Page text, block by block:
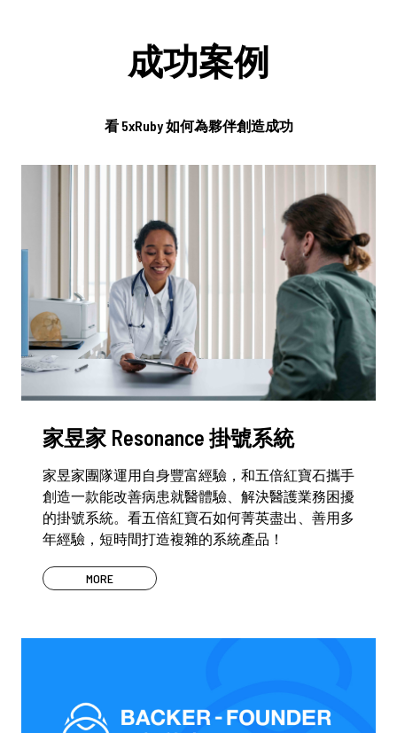
成功案例
看 5xRuby 如何為夥伴創造成功
家昱家 Resonance 掛號系統
家昱家團隊運用自身豐富經驗，和五倍紅寶石攜手
創造一款能改善病患就醫體驗、解決醫護業務困擾
的掛號系統。看五倍紅寶石如何菁英盡出、善用多
年經驗，短時間打造複雜的系統產品！
MORE